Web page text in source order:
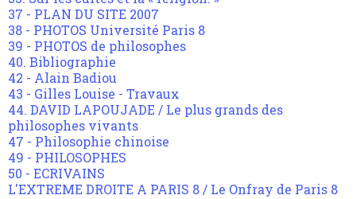
37 - PLAN DU SITE 2007
38 - PHOTOS Université Paris 8
39 - PHOTOS de philosophes
40. Bibliographie
42 - Alain Badiou
43 - Gilles Louise - Travaux
44. DAVID LAPOUJADE / Le plus grands des
philosophes vivants
47 - Philosophie chinoise
49 - PHILOSOPHES
50 - ECRIVAINS
L'EXTREME DROITE A PARIS 8 / Le Onfray de Paris 8